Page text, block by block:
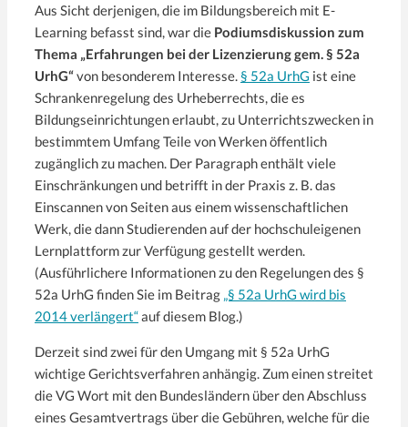
Aus Sicht derjenigen, die im Bildungsbereich mit E-
Learning befasst sind, war die Podiumsdiskussion zum
Thema „Erfahrungen bei der Lizenzierung gem. § 52a
UrhG“von besonderem Interesse. § 52a UrhG ist eine
Schrankenregelung des Urheberrechts, die es
Bildungseinrichtungen erlaubt, zu Unterrichtszwecken in
bestimmtem Umfang Teile von Werken öffentlich
zugänglich zu machen. Der Paragraph enthält viele
Einschränkungen und betrifft in der Praxis z. B. das
Einscannen von Seiten aus einem wissenschaftlichen
Werk, die dann Studierenden auf der hochschuleigenen
Lernplattform zur Verfügung gestellt werden.
(Ausführlichere Informationen zu den Regelungen des §
52a UrhG finden Sie im Beitrag „§ 52a UrhG wird bis
2014 verlängert“auf diesem Blog.)
Derzeit sind zwei für den Umgang mit § 52a UrhG
wichtige Gerichtsverfahren anhängig. Zum einen streitet
die VG Wort mit den Bundesländern über den Abschluss
eines Gesamtvertrags über die Gebühren, welche für die